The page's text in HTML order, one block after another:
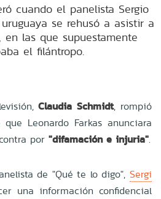
cuando el panelista Sergio
se rehusó a asistir a
en las que supuestamente
el filántropo.
Claudia Schmidt, rompió
Leonardo Farkas anunciara
por "difamación e injuria".
de "Qué te lo digo", Sergi
una información confidencial